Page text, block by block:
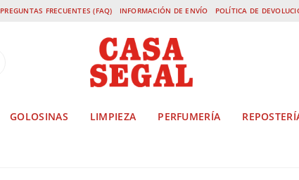
PREGUNTAS FRECUENTES (FAQ) INFORMACIÓN DE ENVÍO POLÍTICA DE
GOLOSINAS LIMPIEZA PERFUMERÍA